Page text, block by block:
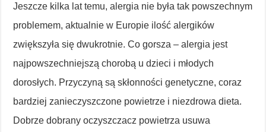
Jeszcze kilka lat temu, alergia nie była tak powszechnym
problemem, aktualnie w Europie ilość alergików
zwiększyła się dwukrotnie. Co gorsza – alergia jest
najpowszechniejszą chorobą u dzieci i młodych
dorosłych. Przyczyną są skłonności genetyczne, coraz
bardziej zanieczyszczone powietrze i niezdrowa dieta.
Dobrze dobrany oczyszczacz powietrza usuwa